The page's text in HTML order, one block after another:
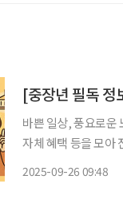
[중장년 필독 정
바쁜 일상, 풍요로운
자체 혜택 등을 모아 전달 드립니다. 불꽃·걷기·역사
2025-09-26 09:48